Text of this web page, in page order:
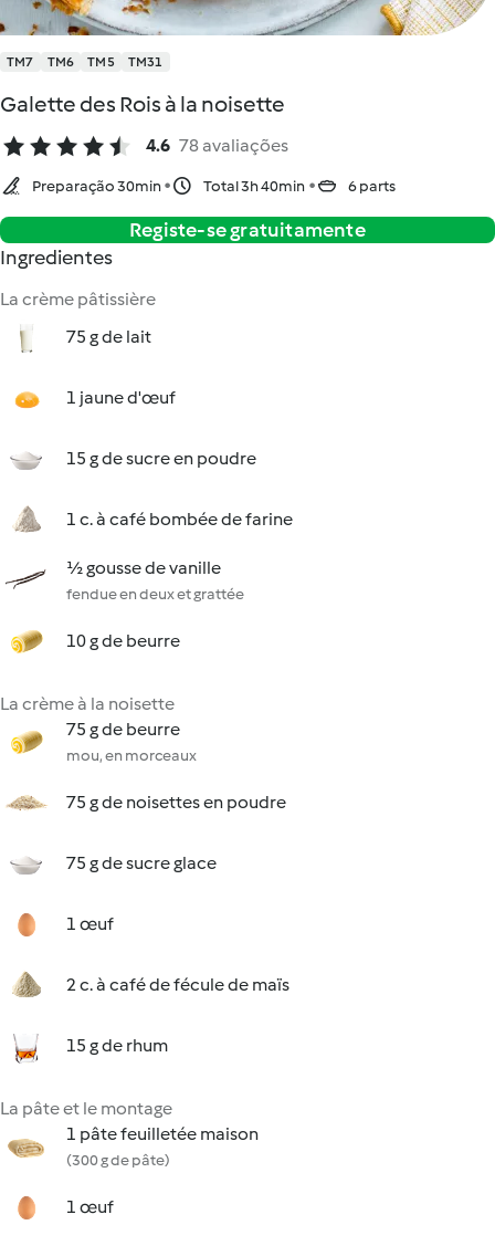
TM7 TM6 TM5 TM31
Galette des Rois à la noisette
4.6 78 avaliações
Preparação 30min Total 3h 40min 6 parts
Registe-se gratuitamente
Ingredientes
La crème pâtissière
75 g de lait
1 jaune d'œuf
15 g de sucre en poudre
1 c. à café bombée de farine
½ gousse de vanille
fendue en deux et grattée
10 g de beurre
La crème à la noisette
75 g de beurre
mou, en morceaux
75 g de noisettes en poudre
75 g de sucre glace
1 œuf
2 c. à café de fécule de maïs
15 g de rhum
La pâte et le montage
1 pâte feuilletée maison
(300 g de pâte)
1 œuf